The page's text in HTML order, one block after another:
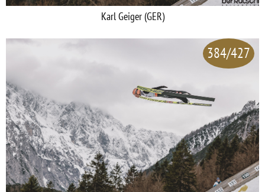
Karl Geiger (GER)
384/427